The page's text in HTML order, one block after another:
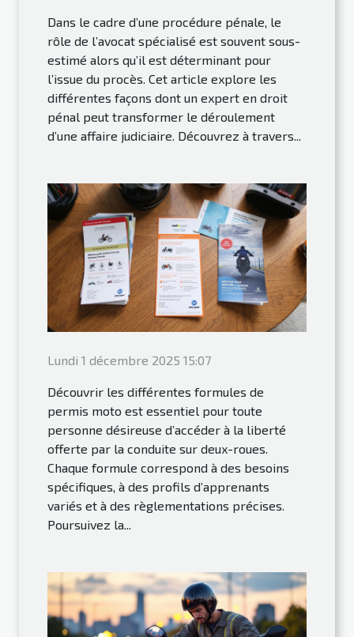
Dans le cadre d’une procédure pénale, le
rôle de l’avocat spécialisé est souvent sous-
estimé alors qu’il est déterminant pour
l’issue du procès. Cet article explore les
différentes façons dont un expert en droit
pénal peut transformer le déroulement
d’une affaire judiciaire. Découvrez à travers...
Lundi 1 décembre 2025 15:07
Découvrir les différentes formules de
permis moto est essentiel pour toute
personne désireuse d’accéder à la liberté
offerte par la conduite sur deux-roues.
Chaque formule correspond à des besoins
spécifiques, à des profils d’apprenants
variés et à des règlementations précises.
Poursuivez la...